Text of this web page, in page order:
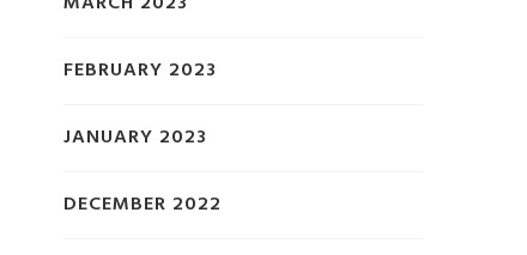
FEBRUARY 2023
JANUARY 2023
DECEMBER 2022